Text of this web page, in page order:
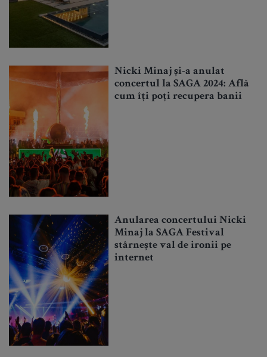
Nicki Minaj și-a anulat
concertul la SAGA 2024: Află
cum îți poți recupera banii
Anularea concertului Nicki
Minaj la SAGA Festival
stârnește val de ironii pe
internet